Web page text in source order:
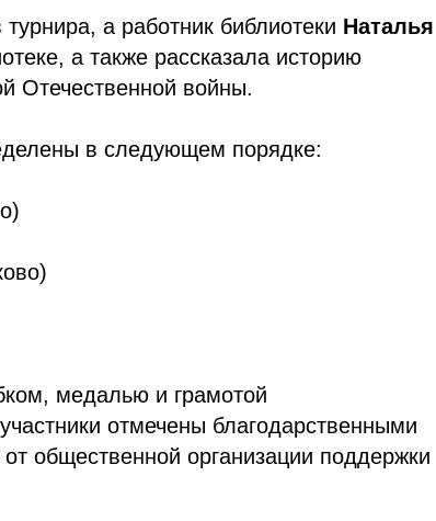
а работник библиотеки Наталья
а также рассказала историю
Отечественной войны.
в следующем порядке:
медалью и грамотой
отмечены благодарственными
общественной организации поддержки